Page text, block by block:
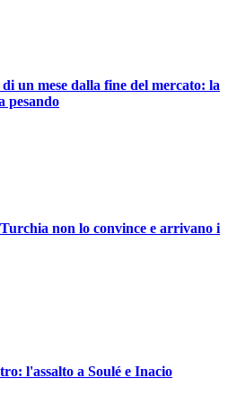
un mese dalla fine del mercato: la
pesando
non lo convince e arrivano i
l'assalto a Soulé e Inacio